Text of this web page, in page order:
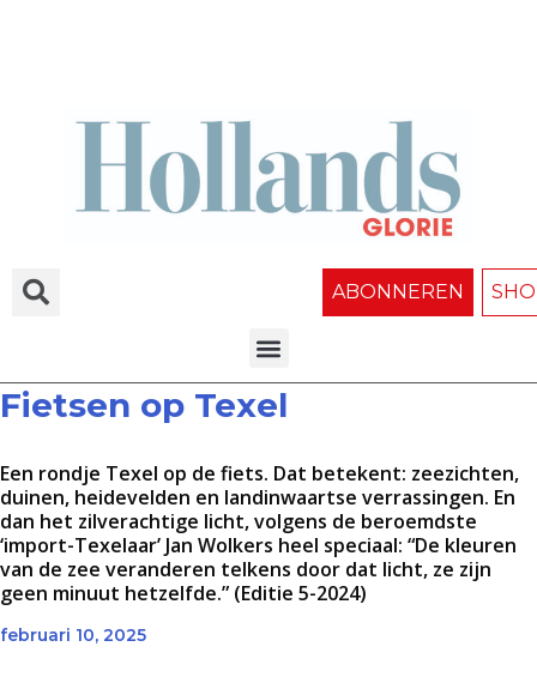
ABONNEREN
Fietsen op Texel
Een rondje Texel op de fiets. Dat betekent: zeezichten,
duinen, heidevelden en landinwaartse verrassingen. En
dan het zilverachtige licht, volgens de beroemdste
‘import-Texelaar’ Jan Wolkers heel speciaal: “De kleuren
van de zee veranderen telkens door dat licht, ze zijn
geen minuut hetzelfde.” (Editie 5-2024)
februari 10, 2025